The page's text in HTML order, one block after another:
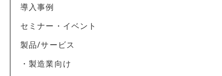
導入事例
セミナー・イベント
製品/サービス
・製造業向け